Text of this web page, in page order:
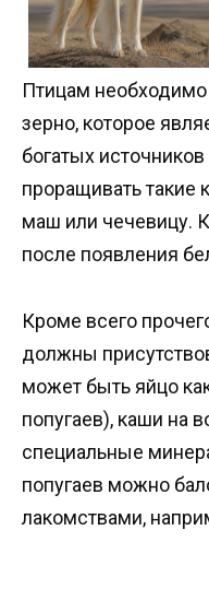
Птицам
зерно, которое
богатых
проращивать такие
маш или чечевицу.
после появления
Кроме всего
должны
может быть яйцо
попугаев), каши на
специальные
попугаев можно
лакомствами,